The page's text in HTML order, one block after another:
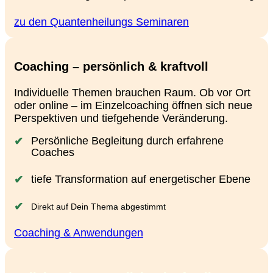
zu den Quantenheilungs Seminaren
Coaching – persönlich & kraftvoll
Individuelle Themen brauchen Raum. Ob vor Ort
oder online – im Einzelcoaching öffnen sich neue
Perspektiven und tiefgehende Veränderung.
Persönliche Begleitung durch erfahrene
Coaches
tiefe Transformation auf energetischer Ebene
Direkt auf Dein Thema abgestimmt
Coaching & Anwendungen